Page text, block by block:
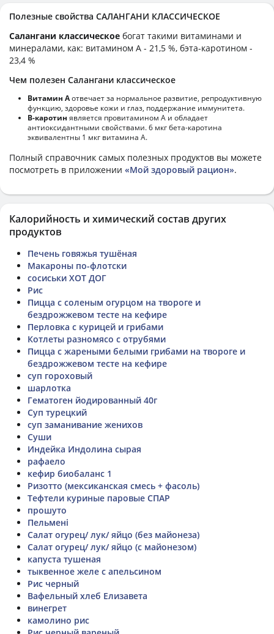
Полезные свойства САЛАНГАНИ КЛАССИЧЕСКОЕ
Салангани классическое богат такими витаминами и
минералами, как: витамином А - 21,5 %, бэта-каротином -
23,4 %
Чем полезен Салангани классическое
Витамин Аотвечает за нормальное развитие, репродуктивную
функцию, здоровье кожи и глаз, поддержание иммунитета.
В-каротин является провитамином А и обладает
антиоксидантными свойствами. 6 мкг бета-каротина
эквивалентны 1 мкг витамина А.
Полный справочник самых полезных продуктов вы можете
посмотреть в приложении «Мой здоровый рацион».
Калорийность и химический состав других
продуктов
Печень говяжья тушёная
Макароны по-флотски
сосиськи ХОТ ДОГ
Рис
Пицца с соленым огурцом на твороге и
бездрожжевом тесте на кефире
Перловка с курицей и грибами
Котлеты разномясо с отрубями
Пицца с жареными белыми грибами на твороге и
бездрожжевом тесте на кефире
суп гороховый
шарлотка
Гематоген йодированный 40г
Суп турецкий
суп заманивание женихов
Суши
Индейка Индолина сырая
рафаело
кефир биобаланс 1
Ризотто (мексиканская смесь + фасоль)
Тефтели куриные паровые СПАР
прошуто
Пельмені
Салат огурец/ лук/ яйцо (без майонеза)
Салат огурец/ лук/ яйцо (с майонезом)
капуста тушеная
тыквенное желе с апельсином
Рис черный
Вафельный хлеб Елизавета
винегрет
камолино рис